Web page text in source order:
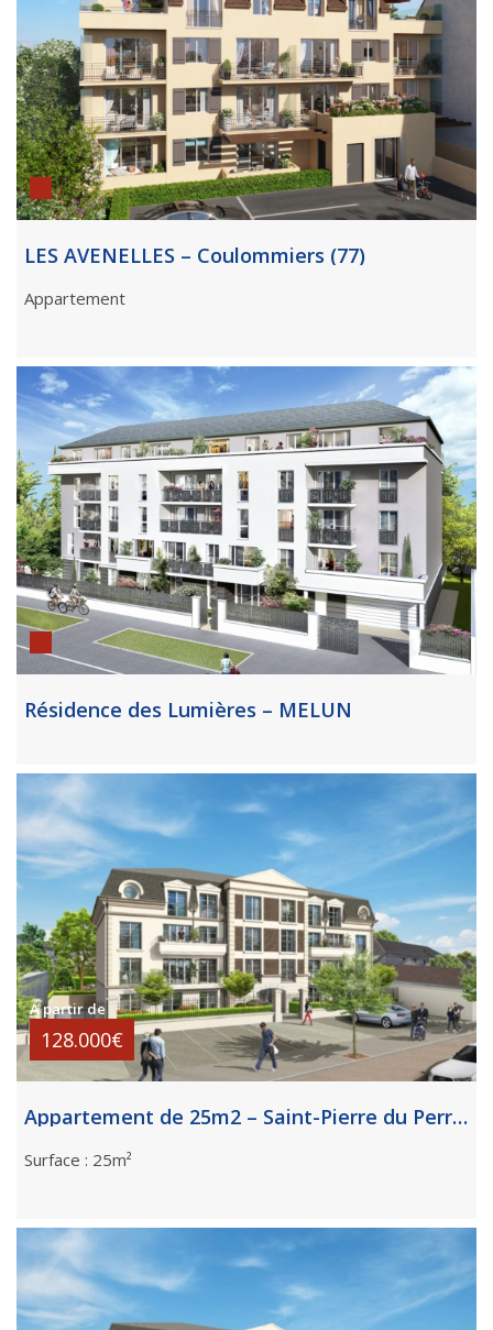
LES AVENELLES – Coulommiers (77)
Appartement
Résidence des Lumières – MELUN
A partir de
128.000€
Appartement de 25m2 – Saint-Pierre du Perray
Surface : 25m²